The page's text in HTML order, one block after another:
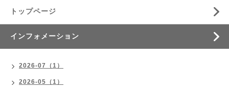
トップページ
インフォメーション
2026-07（1）
2026-05（1）